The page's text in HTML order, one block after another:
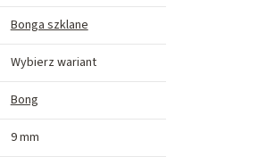
Bonga szklane
Wybierz wariant
Bong
9 mm